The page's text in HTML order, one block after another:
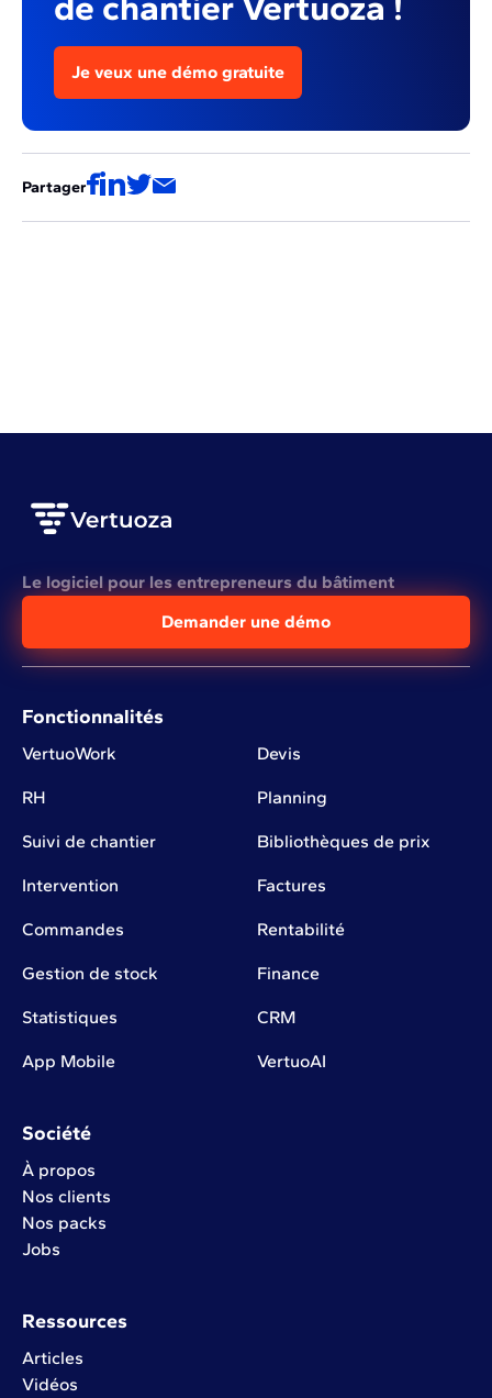
Je veux une démo gratuite
Partager
Le logiciel pour les entrepreneurs du bâtiment
Demander une démo
Fonctionnalités
VertuoWork Devis
RH Planning
Suivi de chantier Bibliothèques de prix
Intervention Factures
Commandes Rentabilité
Gestion de stock Finance
Statistiques CRM
App Mobile VertuoAI
Société
À propos
Nos clients
Nos packs
Jobs
Ressources
Articles
Vidéos